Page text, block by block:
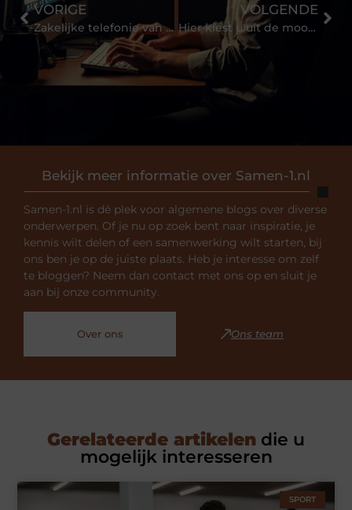
Bekijk meer informatie over Samen-1.nl
Samen-1.nl is dé plek voor algemene blogs over diverse
onderwerpen. Of je nu op zoek bent naar inspiratie, je
kennis wilt delen of een samenwerking wilt starten, bij
ons ben je op de juiste plaats. Heb je interesse om zelf
te bloggen? Neem dan contact met ons op en sluit je
aan bij onze community.
Over ons Ons team
VORIGE
Zakelijke telefonie van PBX Complete
VOLGENDE
Hier kiest u uit de mooiste vloer- en wandtegels
Gerelateerde artikelen die u
mogelijk interesseren
SPORT